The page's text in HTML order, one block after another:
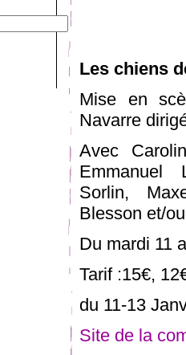
Les chiens
Mise en
Navarre
Avec
Emmanuel
Sorlin,
Blesson et/
Du mardi 11
Tarif :15€,
du 11-13
Site de la